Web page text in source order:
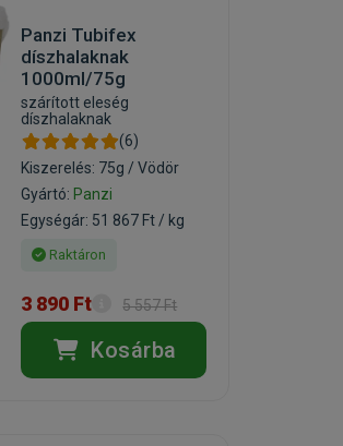
Panzi Tubifex
díszhalaknak
1000ml/75g
szárított eleség
díszhalaknak
(6)
Kiszerelés: 75g / Vödör
Gyártó: Panzi
Egységár: 51 867 Ft / kg
Raktáron
3 890 Ft 5 557 Ft
Kosárba